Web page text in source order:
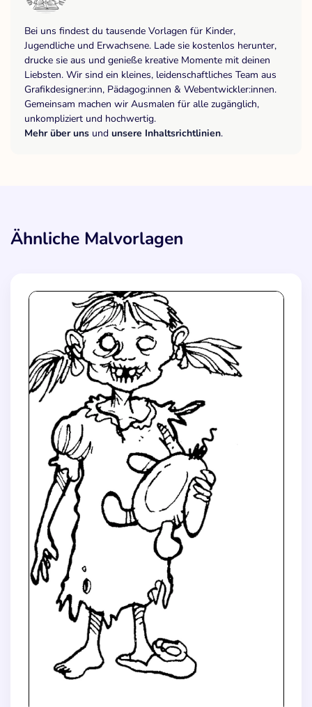
Bei uns findest du tausende Vorlagen für Kinder,
Jugendliche und Erwachsene. Lade sie kostenlos herunter,
drucke sie aus und genieße kreative Momente mit deinen
Liebsten. Wir sind ein kleines, leidenschaftliches Team aus
Grafikdesigner:inn, Pädagog:innen & Webentwickler:innen.
Gemeinsam machen wir Ausmalen für alle zugänglich,
unkompliziert und hochwertig.
Mehr über uns und unsere Inhaltsrichtlinien.
Ähnliche Malvorlagen